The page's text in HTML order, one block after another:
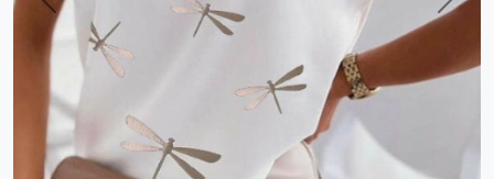
Previous Next